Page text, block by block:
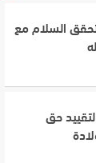
السلام مع
حق